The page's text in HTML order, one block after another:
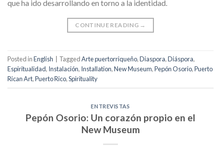
que ha ido desarrollando en torno a la identidad.
CONTINUE READING →
Posted inEnglish TaggedArte puertorriqueño,Diaspora,Diáspora,
Espiritualidad, Instalación, Installation,New Museum,Pepón Osorio,Puerto
Rican Art,Puerto Rico,Spirituality
ENTREVISTAS
Pepón Osorio: Un corazón propio en el
New Museum